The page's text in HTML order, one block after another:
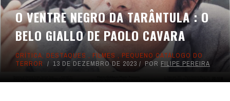
O VENTRE NEGRO DA TARÂNTULA : O
BELO GIALLO DE PAOLO CAVARA
CRÍTICA, DESTAQUES , FILMES , PEQUENO CATÁLOGO DO
TERROR
13 DE DEZEMBRO DE 2023 POR FILIPE PEREIRA